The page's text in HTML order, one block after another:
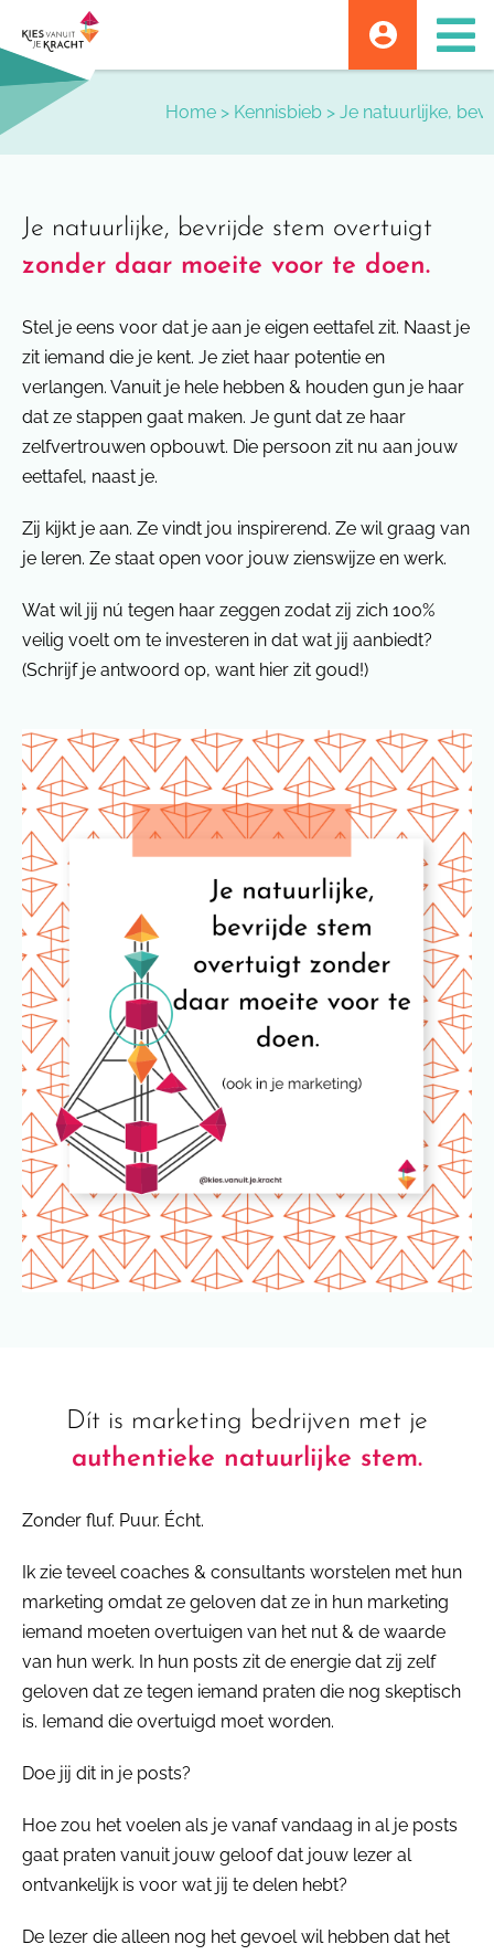
to
content
Home > Kennisbieb > Je natuurlijke,
Je natuurlijke, bevrijde stem overtuigt
zonder daar moeite voor te doen.
Stel je eens voor dat je aan je eigen eettafel zit. Naast je
zit iemand die je kent. Je ziet haar potentie en
verlangen. Vanuit je hele hebben & houden gun je haar
dat ze stappen gaat maken. Je gunt dat ze haar
zelfvertrouwen opbouwt. Die persoon zit nu aan jouw
eettafel, naast je.
Zij kijkt je aan. Ze vindt jou inspirerend. Ze wil graag van
je leren. Ze staat open voor jouw zienswijze en werk.
Wat wil jij nú tegen haar zeggen zodat zij zich 100%
veilig voelt om te investeren in dat wat jij aanbiedt?
(Schrijf je antwoord op, want hier zit goud!)
Dít is marketing bedrijven met je
authentieke natuurlijke stem.
Zonder fluf. Puur. Écht.
Ik zie teveel coaches & consultants worstelen met hun
marketing omdat ze geloven dat ze in hun marketing
iemand moeten overtuigen van het nut & de waarde
van hun werk. In hun posts zit de energie dat zij zelf
geloven dat ze tegen iemand praten die nog skeptisch
is. Iemand die overtuigd moet worden.
Doe jij dit in je posts?
Hoe zou het voelen als je vanaf vandaag in al je posts
gaat praten vanuit jouw geloof dat jouw lezer al
ontvankelijk is voor wat jij te delen hebt?
De lezer die alleen nog het gevoel wil hebben dat het